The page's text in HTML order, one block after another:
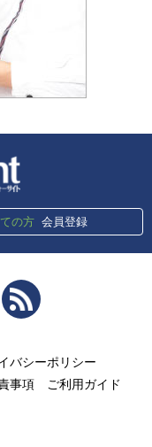
の方 会員登録
バシーポリシー
事項
ご利用ガイド